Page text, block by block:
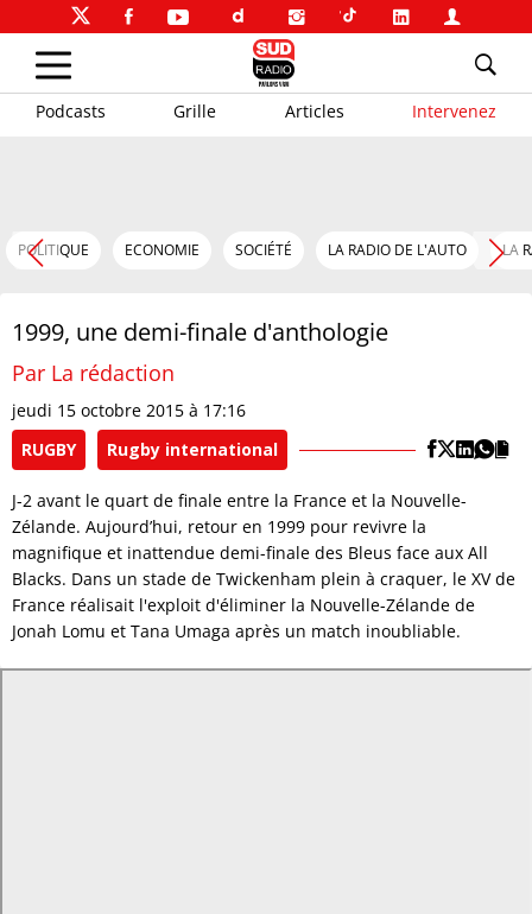
Podcasts Grille Articles Intervenez
POLITIQUE ECONOMIE SOCIÉTÉ LA RADIO DE L'AUTO LA
1999, une demi-finale d'anthologie
Par La rédaction
jeudi 15 octobre 2015 à 17:16
RUGBY
Rugby international
J-2 avant le quart de finale entre la France et la Nouvelle-
Zélande. Aujourd’hui, retour en 1999 pour revivre la
magnifique et inattendue demi-finale des Bleus face aux All
Blacks. Dans un stade de Twickenham plein à craquer, le XV de
France réalisait l'exploit d'éliminer la Nouvelle-Zélande de
Jonah Lomu et Tana Umaga après un match inoubliable.